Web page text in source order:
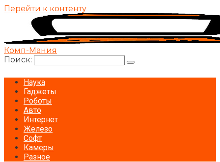
Перейти к контенту
Комп-Мания
Поиск:
Наука
Гаджеты
Роботы
Авто
Интернет
Железо
Софт
Камеры
Разное